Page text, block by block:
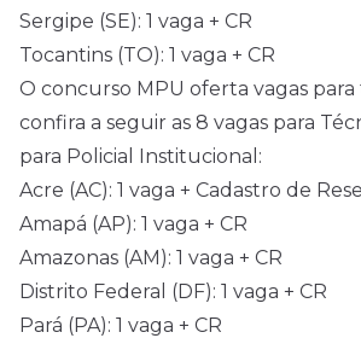
Sergipe (SE): 1 vaga + CR
Tocantins (TO): 1 vaga + CR
O concurso MPU oferta vagas para
confira a seguir as 8 vagas para
para Policial Institucional:
Acre (AC): 1 vaga + Cadastro de
Amapá (AP): 1 vaga + CR
Amazonas (AM): 1 vaga + CR
Distrito Federal (DF): 1 vaga + CR
Pará (PA): 1 vaga + CR